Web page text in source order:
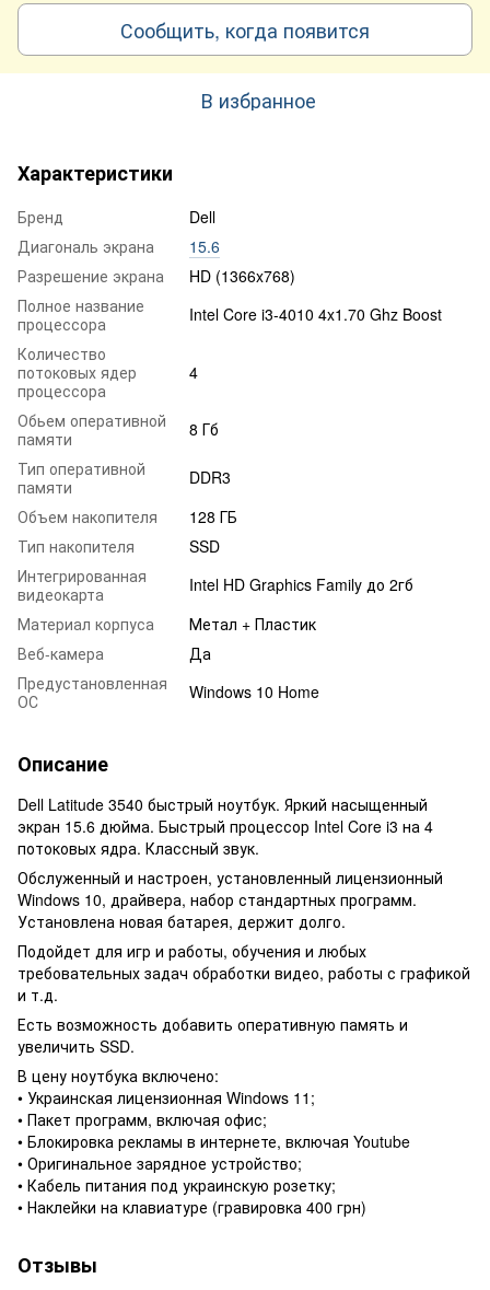
Сообщить, когда появится
В избранное
Характеристики
Бренд
Dell
Диагональ экрана
15.6
Разрешение экрана
HD (1366x768)
Полное название
процессора
Intel Core i3-4010 4x1.70 Ghz Boost
Количество
потоковых ядер
процессора
4
Обьем оперативной
памяти
8 Гб
Тип оперативной
памяти
DDR3
Объем накопителя
128 ГБ
Тип накопителя
SSD
Интегрированная
видеокарта
Intel HD Graphics Family до 2гб
Материал корпуса
Метал + Пластик
Веб-камера
Да
Предустановленная
ОС
Windows 10 Home
Описание
Dell Latitude 3540 быстрый ноутбук. Яркий насыщенный
экран 15.6 дюйма. Быстрый процессор Intel Core i3 на 4
потоковых ядра. Классный звук.
Обслуженный и настроен, установленный лицензионный
Windows 10, драйвера, набор стандартных программ.
Установлена ​​новая батарея, держит долго.
Подойдет для игр и работы, обучения и любых
требовательных задач обработки видео, работы с графикой
и т.д.
Есть возможность добавить оперативную память и
увеличить SSD.
В цену ноутбука включено:
• Украинская лицензионная Windows 11;
• Пакет программ, включая офис;
• Блокировка рекламы в интернете, включая Youtube
• Оригинальное зарядное устройство;
• Кабель питания под украинскую розетку;
• Наклейки на клавиатуре (гравировка 400 грн)
Отзывы